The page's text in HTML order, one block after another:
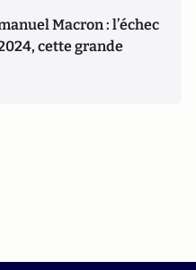
Macron : l’échec
cette grande